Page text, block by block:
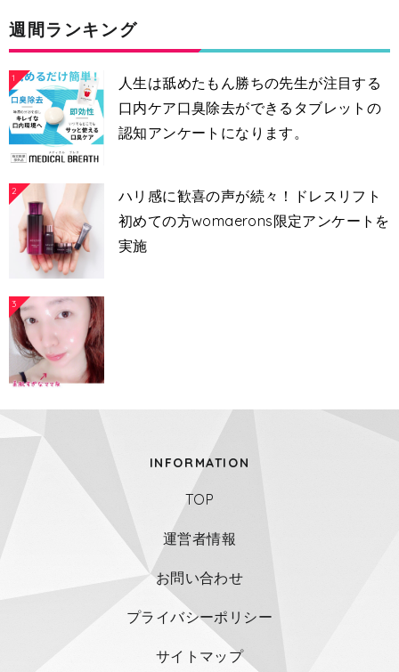
週間ランキング
1
人生は舐めたもん勝ちの先生が注目する
口内ケア口臭除去ができるタブレットの
認知アンケートになります。
2
ハリ感に歓喜の声が続々！ドレスリフト
初めての方womaerons限定アンケートを
実施
3
INFORMATION
TOP
運営者情報
お問い合わせ
プライバシーポリシー
サイトマップ